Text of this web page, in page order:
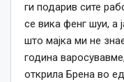
ги подарив сите
се вика фенг шуи, а
што мајка ми не
година
открила Брена во